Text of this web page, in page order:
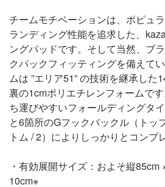
チームモチベーションは、ポピュ
ランディング性能を追求した、
ングパッドです。そして当然、ブ
クパックフィッティングを備えて
ムは ”エリア51” の技術を継承した
裏の1cmポリエチレンフォームで
ち運びやすいフォールディングタ
と6箇所のGフックバックル（トッ
トム / 2）によりしっかりとコンプ
・有効展開サイズ：およそ縦85cm
10cm※